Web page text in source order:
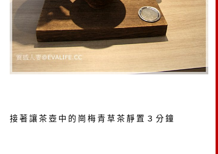
接著讓茶壺中的崗梅青草茶靜置３分鐘